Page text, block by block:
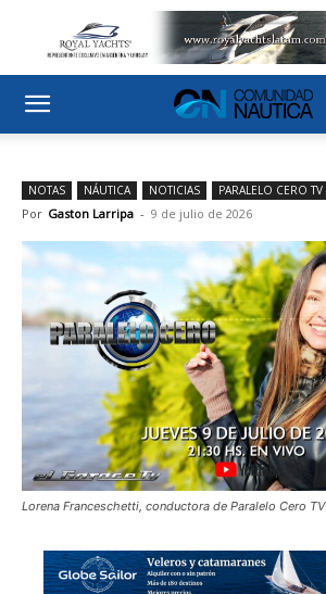
NOTAS NÁUTICA NOTICIAS PARALELO CERO TV
Por Gaston Larripa - 9 de julio de 2026
Lorena Franceschetti, conductora de Paralelo Cero TV